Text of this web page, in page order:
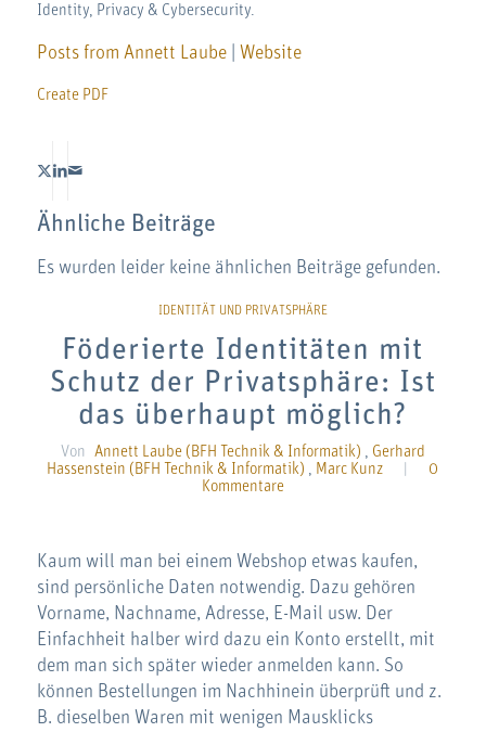
Identity, Privacy & Cybersecurity.
Posts from Annett Laube| Website
Create PDF
Ähnliche Beiträge
Es wurden leider keine ähnlichen Beiträge gefunden.
Föderierte Identitäten mit
Schutz der Privatsphäre: Ist
das überhaupt möglich?
Von Annett Laube (BFH Technik & Informatik) , Gerhard
Hassenstein (BFH Technik & Informatik) , Marc Kunz
0
Kommentare
Kaum will man bei einem Webshop etwas kaufen,
sind persönliche Daten notwendig. Dazu gehören
Vorname, Nachname, Adresse, E-Mail usw. Der
Einfachheit halber wird dazu ein Konto erstellt, mit
dem man sich später wieder anmelden kann. So
können Bestellungen im Nachhinein überprüft und z.
B. dieselben Waren mit wenigen Mausklicks